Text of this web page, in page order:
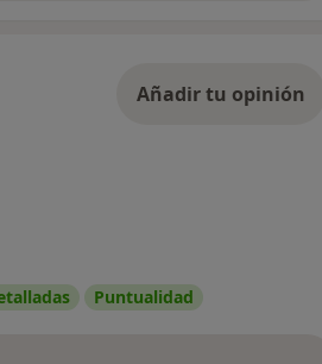
Añadir tu opinión
Puntualidad